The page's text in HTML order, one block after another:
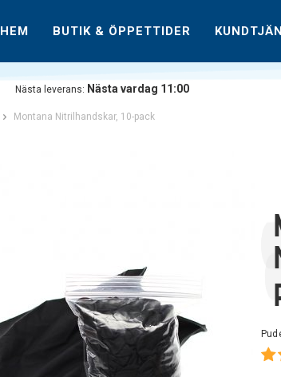
HEM BUTIK & ÖPPETTIDER
Nästa leverans: Nästa vardag 11:00
Montana Nitrilhandskar, 10-pack